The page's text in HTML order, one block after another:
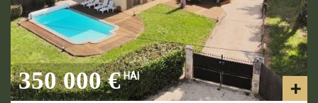
350 000 € HAI